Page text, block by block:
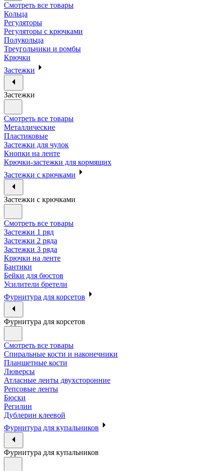
Смотреть все товары
Кольца
Регуляторы
Регуляторы с крючками
Полукольца
Треугольники и ромбы
Крючки
Застежки
Застежки
Смотреть все товары
Металлические
Пластиковые
Застежки для чулок
Кнопки на ленте
Крючки-застежки для кормящих
Застежки с крючками
Застежки с крючками
Смотреть все товары
Застежки 1 ряд
Застежки 2 ряда
Застежки 3 ряда
Крючки на ленте
Бантики
Бейки для бюстов
Усилители бретели
Фурнитура для корсетов
Фурнитура для корсетов
Смотреть все товары
Спиральные кости и наконечники
Планшетные кости
Люверсы
Атласные ленты двухсторонние
Репсовые ленты
Бюски
Регилин
Дублерин клеевой
Фурнитура для купальников
Фурнитура для купальников